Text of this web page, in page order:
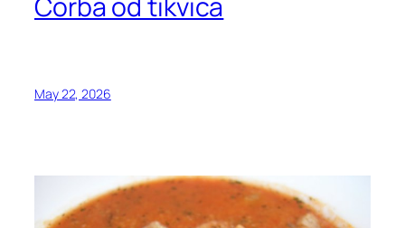
May 22, 2026